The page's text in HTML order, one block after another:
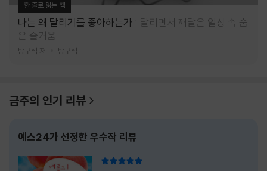
한 줄로 읽는 책
나는 왜 달리기를 좋아하는가
달리면서 깨달은 일상 속 숨
은 즐거움
방구석 저 방구석
금주의 인기 리뷰
예스24가 선정한 우수작 리뷰